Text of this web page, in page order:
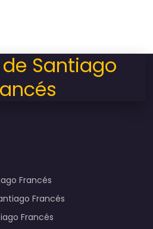
Santiago
Francés
Francés
Francés